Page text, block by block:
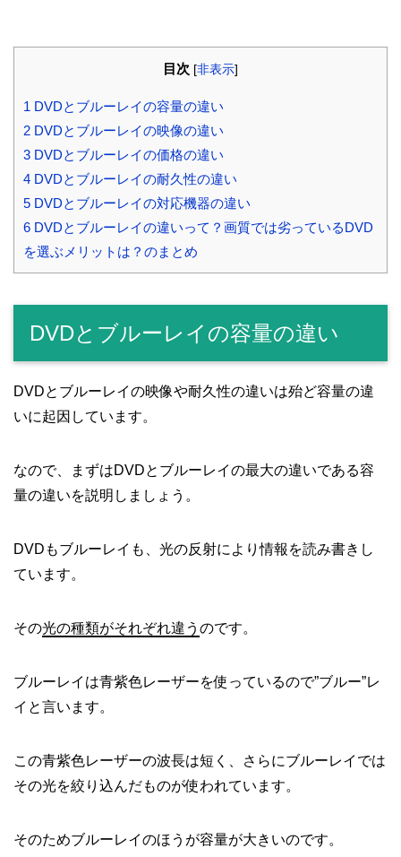
目次 [非表示]
1 DVDとブルーレイの容量の違い
2 DVDとブルーレイの映像の違い
3 DVDとブルーレイの価格の違い
4 DVDとブルーレイの耐久性の違い
5 DVDとブルーレイの対応機器の違い
6 DVDとブルーレイの違いって？画質では劣っているDVD
を選ぶメリットは？のまとめ
DVDとブルーレイの容量の違い
DVDとブルーレイの映像や耐久性の違いは殆ど容量の違
いに起因しています。
なので、まずはDVDとブルーレイの最大の違いである容
量の違いを説明しましょう。
DVDもブルーレイも、光の反射により情報を読み書きし
ています。
その光の種類がそれぞれ違う のです。
ブルーレイは青紫色レーザーを使っているので”ブルー”レ
イと言います。
この青紫色レーザーの波長は短く、さらにブルーレイでは
その光を絞り込んだものが使われています。
そのためブルーレイのほうが容量が大きいのです。